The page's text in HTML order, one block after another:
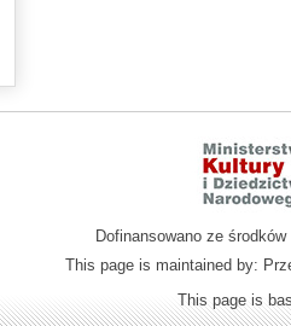
Dofinansowano ze
This page is maintained by:
This page is